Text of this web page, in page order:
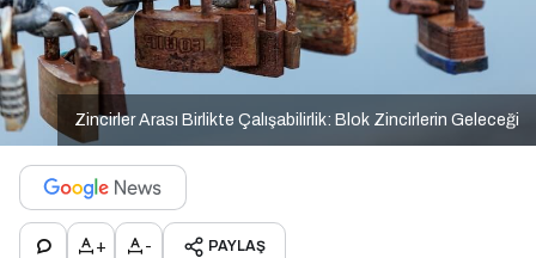
Zincirler Arası Birlikte Çalışabilirlik: Blok Zincirlerin Geleceği
+ - PAYLAŞ